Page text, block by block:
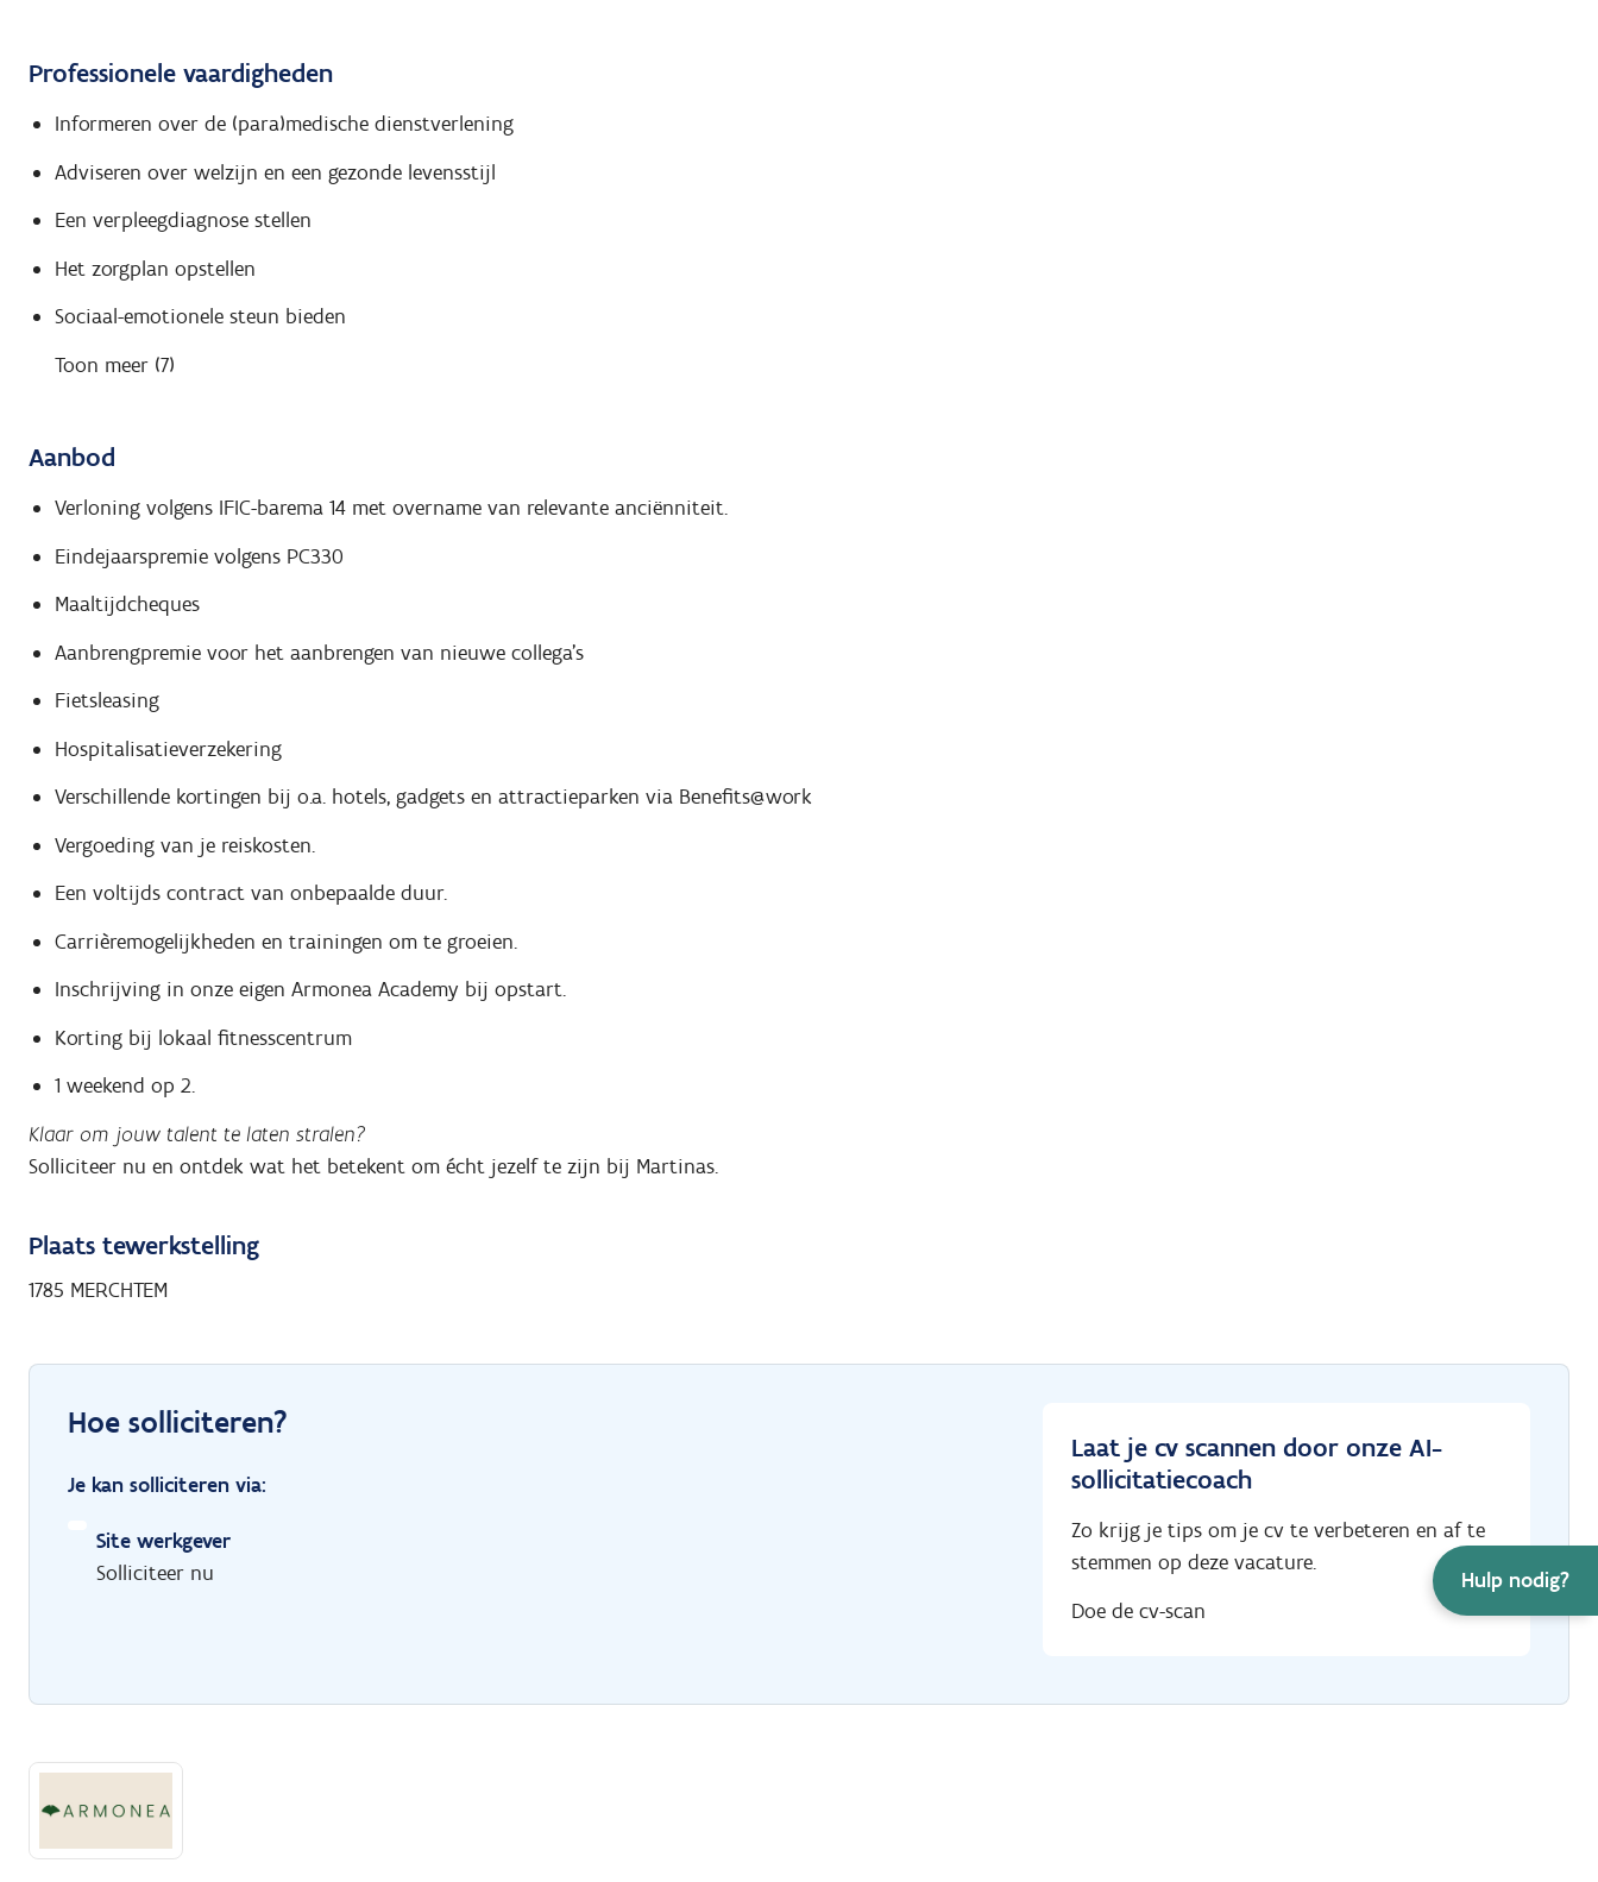
Hulp nodig?
Professionele vaardigheden
Informeren over de (para)medische dienstverlening
Adviseren over welzijn en een gezonde levensstijl
Een verpleegdiagnose stellen
Het zorgplan opstellen
Sociaal-emotionele steun bieden
Toon meer (7)
Aanbod
Verloning volgens IFIC-barema 14 met overname van relevante anciënniteit.
Eindejaarspremie volgens PC330
Maaltijdcheques
Aanbrengpremie voor het aanbrengen van nieuwe collega’s
Fietsleasing
Hospitalisatieverzekering
Verschillende kortingen bij o.a. hotels, gadgets en attractieparken via Benefits@work
Vergoeding van je reiskosten.
Een voltijds contract van onbepaalde duur.
Carrièremogelijkheden en trainingen om te groeien.
Inschrijving in onze eigen Armonea Academy bij opstart.
Korting bij lokaal fitnesscentrum
1 weekend op 2.
Klaar om jouw talent te laten stralen?
Solliciteer nu en ontdek wat het betekent om écht jezelf te zijn bij Martinas.
Plaats tewerkstelling
1785 MERCHTEM
Hoe solliciteren?
Je kan solliciteren via:
Site werkgever
Solliciteer nu
Laat je cv scannen door onze AI-
sollicitatiecoach
Zo krijg je tips om je cv te verbeteren en af te
stemmen op deze vacature.
Doe de cv-scan